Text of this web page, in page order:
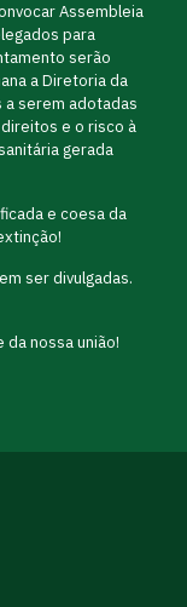
Assembleia
para
serão
a Diretoria da
a serem adotadas
e o risco à
gerada
e coesa da
ser divulgadas.
nossa união!